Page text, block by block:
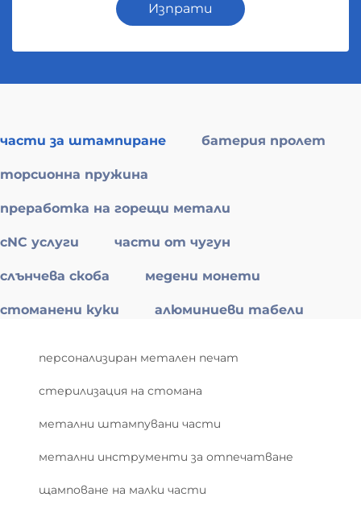
Изпрати
части за штампиране батерия пролет
торсионна пружина
преработка на горещи метали
cNC услуги части от чугун
слънчева скоба медени монети
стоманени куки алюминиеви табели
персонализиран метален печат
стерилизация на стомана
метални штампувани части
метални инструменти за отпечатване
щамповане на малки части